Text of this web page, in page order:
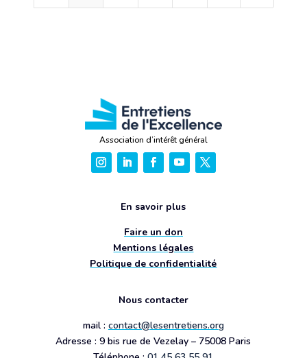
Association d’intérêt général
En savoir plus
Faire un don
Mentions légales
Politique de confidentialité
Nous contacter
mail : contact@lesentretiens.org
Adresse : 9 bis rue de Vezelay – 75008 Paris